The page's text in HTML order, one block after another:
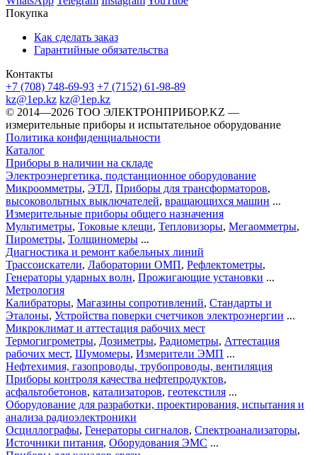
Покупка
Как сделать заказ
Гарантийные обязательства
Контакты
+7 (708) 748-69-93 +7 (7152) 61-98-89
kz@1ep.kz kz@1ep.kz
©️ 2014—2026 ТОО ЭЛЕКТРОНПРИБОР.KZ —
измерительные приборы и испытательное оборудование
Политика конфиденциальности
Каталог
Приборы в наличии на складе
Электроэнергетика, подстанционное оборудование
Микроомметры, ЭТЛ, Приборы для трансформаторов,
высоковольтных выключателей, вращающихся машин ...
Измерительные приборы общего назначения
Мультиметры, Токовые клещи, Тепловизоры, Мегаомметры,
Пирометры, Толщиномеры ...
Диагностика и ремонт кабельных линий
Трассоискатели, Лаборатории ОМП, Рефлектометры,
Генераторы ударных волн, Прожигающие установки ...
Метрология
Калибраторы, Магазины сопротивлений, Стандарты и
Эталоны, Устройства поверки счетчиков электроэнергии ...
Микроклимат и аттестация рабочих мест
Термогигрометры, Дозиметры, Радиометры, Аттестация
рабочих мест, Шумомеры, Измерители ЭМП ...
Нефтехимия, газопроводы, трубопроводы, вентиляция
Приборы контроля качества нефтепродуктов,
асфальтобетонов, катализаторов, геотекстиля ...
Оборудование для разработки, проектирования, испытания и
анализа радиоэлектроники
Осциллографы, Генераторы сигналов, Спектроанализаторы,
Источники питания, Оборудования ЭМС ...